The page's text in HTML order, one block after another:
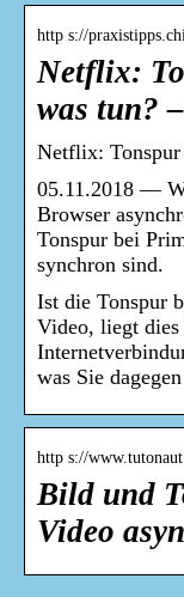
http s://
Netflix:
was tun?
Netflix: Tonspur
05.11.2018 —
Browser
Tonspur bei
synchron sind.
Ist die Tonspur
Video, liegt
was Sie
http s://
Bild und
Video